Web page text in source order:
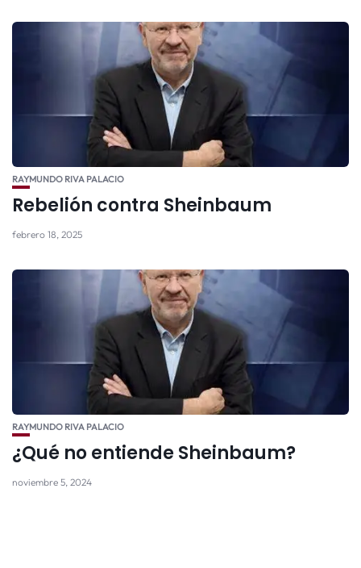
RAYMUNDO RIVA PALACIO
Rebelión contra Sheinbaum
febrero 18, 2025
RAYMUNDO RIVA PALACIO
¿Qué no entiende Sheinbaum?
noviembre 5, 2024